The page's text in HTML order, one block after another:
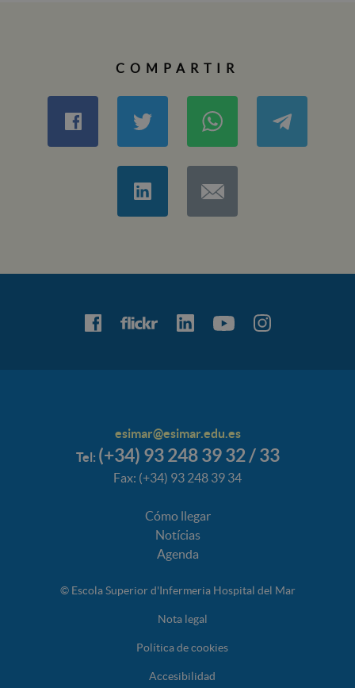
COMPARTIR
esimar@esimar.edu.es
Tel: (+34) 93 248 39 32 / 33
Fax: (+34) 93 248 39 34
Cómo llegar
Notícias
Agenda
© Escola Superior d'Infermeria Hospital del Mar
Nota legal
Política de cookies
Accesibilidad